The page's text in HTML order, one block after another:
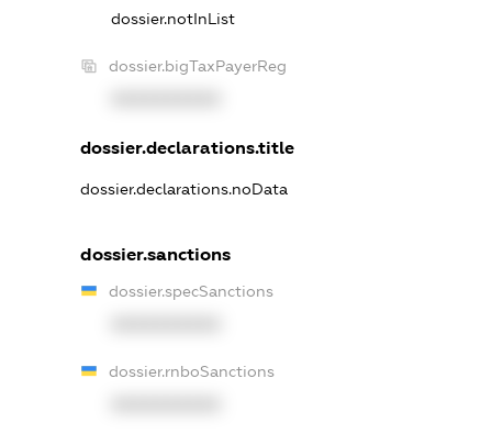
dossier.notInList
dossier.bigTaxPayerReg
dossier.declarations.title
dossier.declarations.noData
dossier.sanctions
dossier.specSanctions
dossier.rnboSanctions